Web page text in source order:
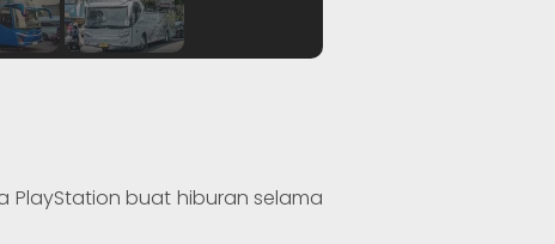
PlayStation buat hiburan selama